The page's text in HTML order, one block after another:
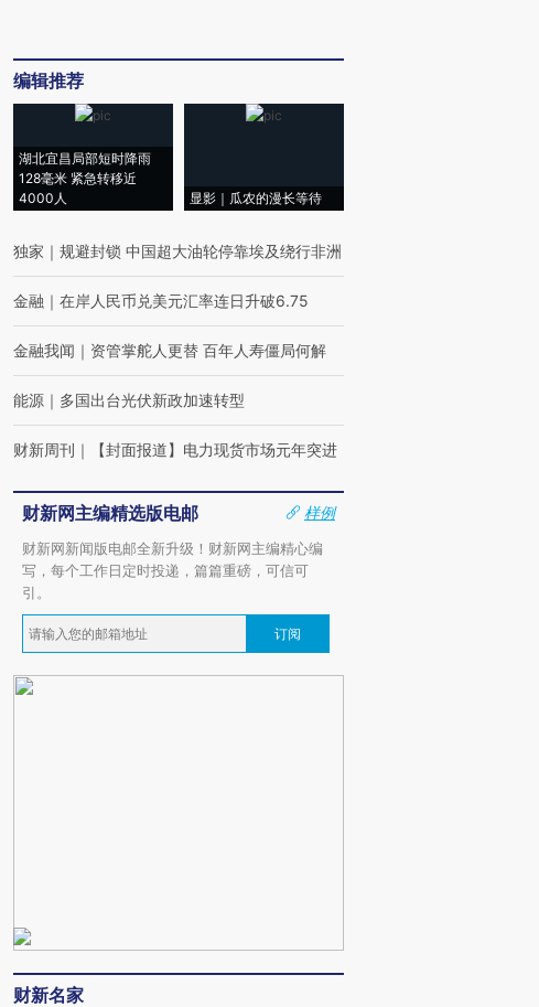
编辑推荐
湖北宜昌局部短时降雨
128毫米 紧急转移近
4000人
显影｜瓜农的漫长等待
独家 ｜ 规避封锁 中国超大油轮停靠埃及绕行非洲
金融 ｜ 在岸人民币兑美元汇率连日升破6.75
金融我闻 ｜ 资管掌舵人更替 百年人寿僵局何解
能源 ｜ 多国出台光伏新政加速转型
财新周刊 ｜ 【封面报道】电力现货市场元年突进
财新网主编精选版电邮
样例
财新网新闻版电邮全新升级！财新网主编精心编
写，每个工作日定时投递，篇篇重磅，可信可
引。
订阅
财新名家